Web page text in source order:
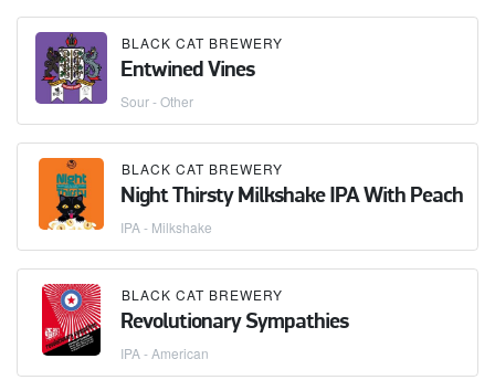
BLACK CAT BREWERY
Entwined Vines
Sour - Other
BLACK CAT BREWERY
Night Thirsty Milkshake IPA With Peach
IPA - Milkshake
BLACK CAT BREWERY
Revolutionary Sympathies
IPA - American